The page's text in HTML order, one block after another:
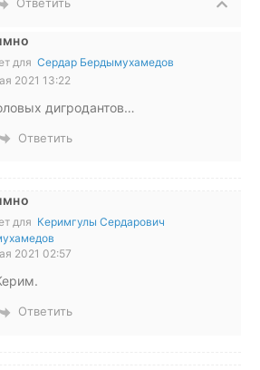
Ответить
для Сердар Бердымухамедов
2021 13:22
дигродантов…
Ответить
для Керимгулы Сердарович
2021 02:57
Ответить